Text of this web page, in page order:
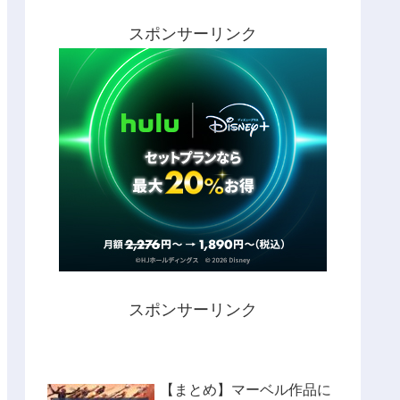
スポンサーリンク
スポンサーリンク
【まとめ】マーベル作品に